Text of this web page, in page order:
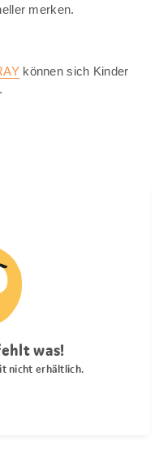
merken.
können sich Kinder